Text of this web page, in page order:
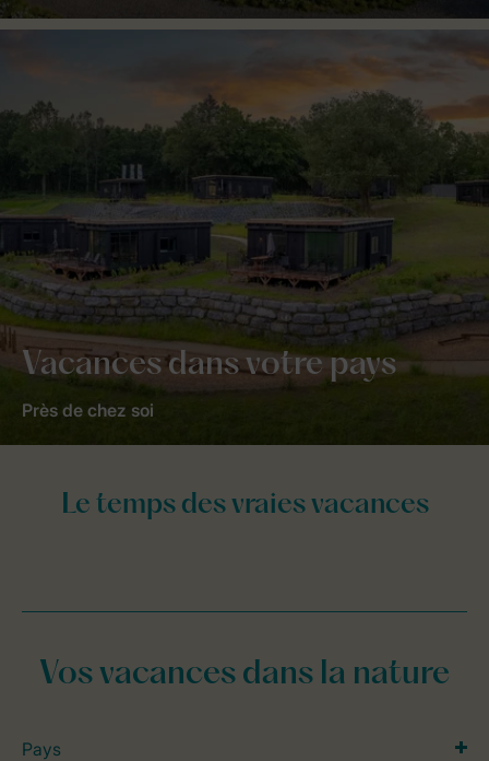
Vacances dans votre pays
Près de chez soi
Vos vacances dans la nature
Pays